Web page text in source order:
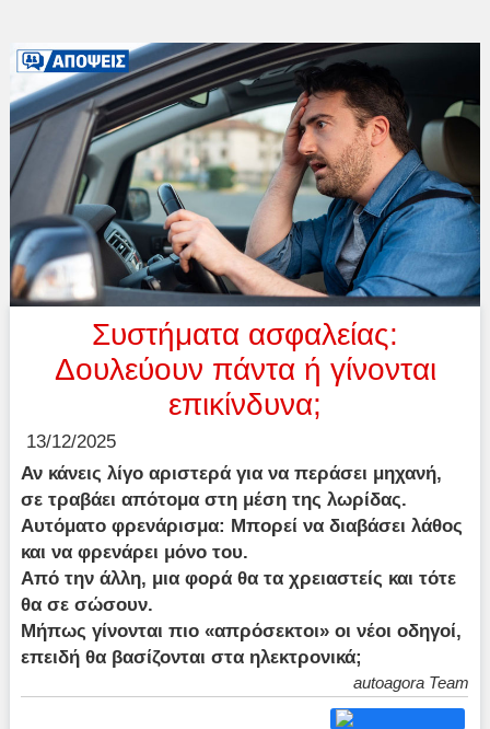
Συστήματα ασφαλείας:
Δουλεύουν πάντα ή γίνονται
επικίνδυνα;
13/12/2025
Αν κάνεις λίγο αριστερά για να περάσει μηχανή,
σε τραβάει απότομα στη μέση της λωρίδας.
Αυτόματο φρενάρισμα: Μπορεί να διαβάσει λάθος
και να φρενάρει μόνο του.
Από την άλλη, μια φορά θα τα χρειαστείς και τότε
θα σε σώσουν.
Μήπως γίνονται πιο «απρόσεκτοι» οι νέοι οδηγοί,
επειδή θα βασίζονται στα ηλεκτρονικά;
autoagora Team